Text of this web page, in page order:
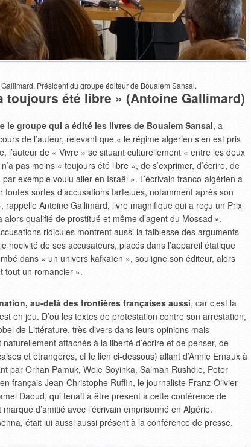
Président du groupe éditeur de Boualem Sansal.
toujours été libre » (Antoine Gallimard)
le groupe qui a édité les livres de Boualem Sansal, a
de l’auteur, relevant que « le régime algérien s’en est pris
l’auteur de « Vivre » se situant culturellement « entre les deux
pas moins « toujours été libre », de s’exprimer, d’écrire, de
exemple voulu aller en Israël ». L’écrivain franco-algérien a
sortes d’accusations farfelues, notamment après son
rappelle Antoine Gallimard, livre magnifique qui a reçu un Prix
alors qualifié de prostitué et même d’agent du Mossad »,
ridicules montrent aussi la faiblesse des arguments
nocivité de ses accusateurs, placés dans l’appareil étatique
dans « un univers kafkaïen », souligne son éditeur, alors
tout un romancier ».
au-delà des frontières françaises aussi, car c’est la
en jeu. D’où les textes de protestation contre son arrestation,
de Littérature, très divers dans leurs opinions mais
attachés à la liberté d’écrire et de penser, de
et étrangères, cf le lien ci-dessous) allant d’Annie Ernaux à
par Orhan Pamuk, Wole Soyinka, Salman Rushdie, Peter
français Jean-Christophe Ruffin, le journaliste Franz-Olivier
Daoud, qui tenait à être présent à cette conférence de
d’amitié avec l’écrivain emprisonné en Algérie.
était lui aussi aussi présent à la conférence de presse.